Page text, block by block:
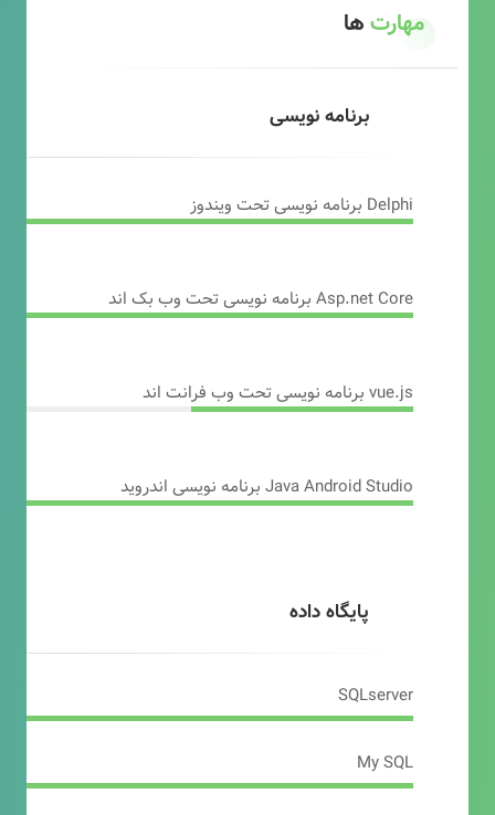
مهارتها
برنامه نویسی
Delphi برنامه نویسی تحت ویندوز
Asp.net Core برنامه نویسی تحت وب بک اند
vue.js برنامه نویسی تحت وب فرانت اند
Java Android Studio برنامه نویسی اندروید
پایگاه داده
SQLserver
My SQL